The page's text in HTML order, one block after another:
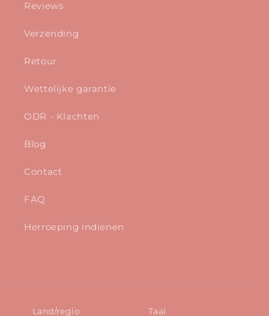
Reviews
Verzending
Retour
Wettelijke garantie
ODR - Klachten
Blog
Contact
FAQ
Herroeping indienen
Land/regio Taal